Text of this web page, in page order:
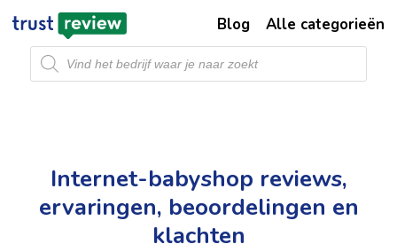
Producten
zoeken
Blog Alle categorieën
Internet-babyshop reviews,
ervaringen, beoordelingen en
klachten